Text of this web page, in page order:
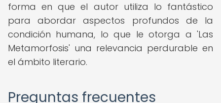
forma en que el autor utiliza lo fantástico
para abordar aspectos profundos de la
condición humana, lo que le otorga a 'Las
Metamorfosis' una relevancia perdurable en
el ámbito literario.
Preguntas frecuentes